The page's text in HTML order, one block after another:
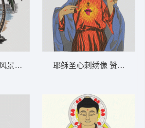
景刺绣 热带海滩棕榈树 –耶稣圣心刺绣像 赞美耶稣